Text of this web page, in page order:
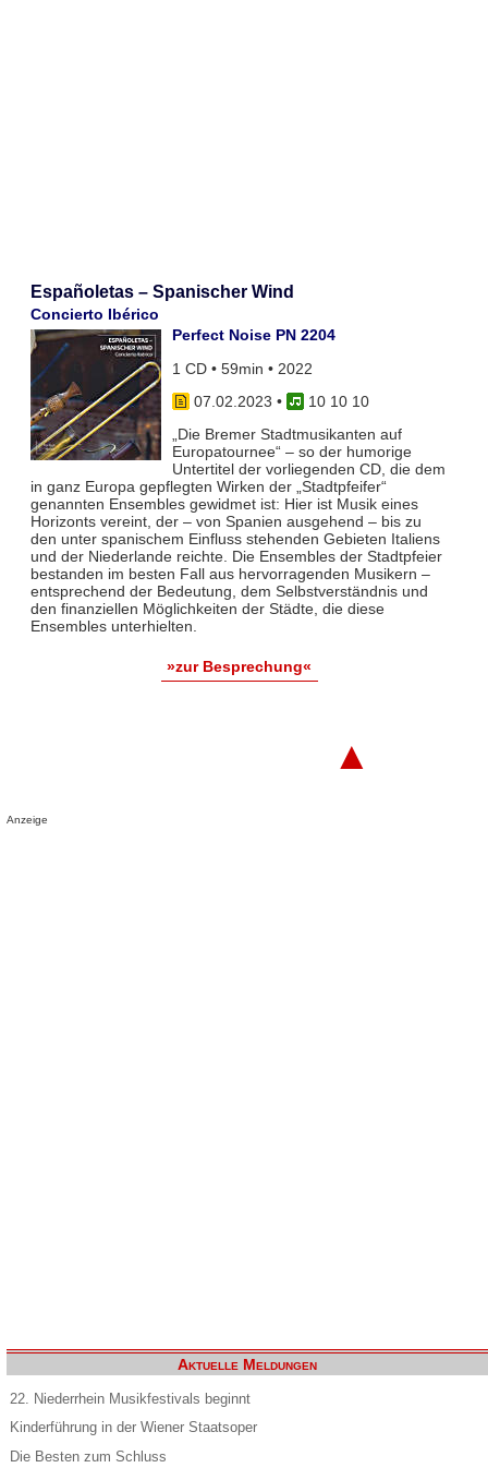
Españoletas – Spanischer Wind
Concierto Ibérico
Perfect Noise PN 2204
1 CD • 59min • 2022
07.02.2023 •
10 10 10
„Die Bremer Stadtmusikanten auf
Europatournee“ – so der humorige
Untertitel der vorliegenden CD, die dem
in ganz Europa gepflegten Wirken der „Stadtpfeifer“
genannten Ensembles gewidmet ist: Hier ist Musik eines
Horizonts vereint, der – von Spanien ausgehend – bis zu
den unter spanischem Einfluss stehenden Gebieten Italiens
und der Niederlande reichte. Die Ensembles der Stadtpfeier
bestanden im besten Fall aus hervorragenden Musikern –
entsprechend der Bedeutung, dem Selbstverständnis und
den finanziellen Möglichkeiten der Städte, die diese
Ensembles unterhielten.
»zur Besprechung«
▲
Anzeige
Aktuelle Meldungen
22. Niederrhein Musikfestivals beginnt
Kinderführung in der Wiener Staatsoper
Die Besten zum Schluss